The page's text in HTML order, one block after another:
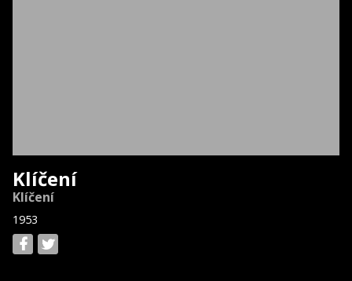
Klíčení
Klíčení
1953